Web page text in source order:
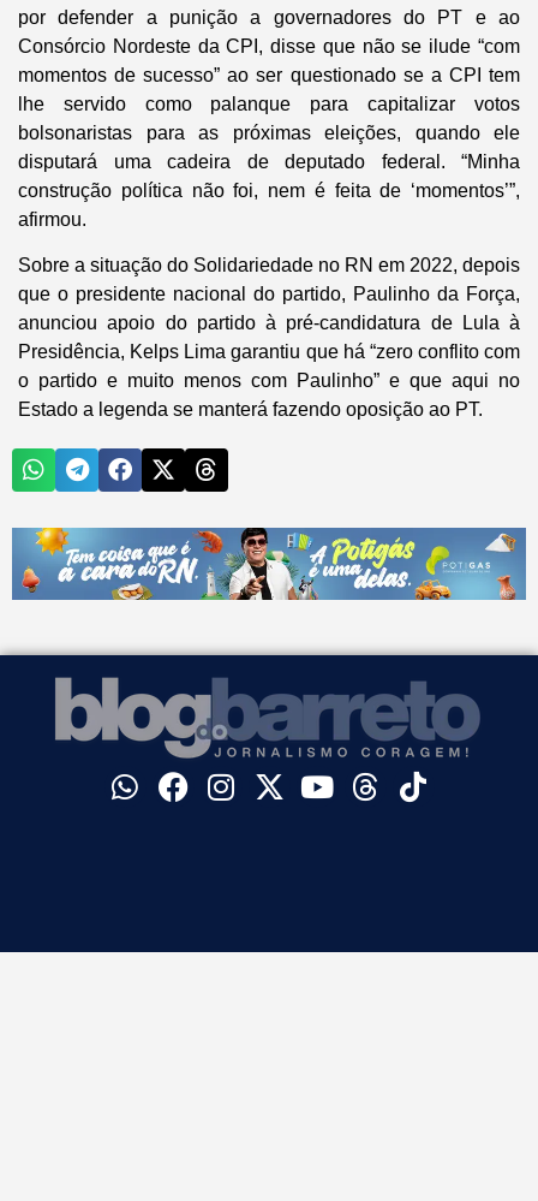
por defender a punição a governadores do PT e ao
Consórcio Nordeste da CPI, disse que não se ilude “com
momentos de sucesso” ao ser questionado se a CPI tem
lhe servido como palanque para capitalizar votos
bolsonaristas para as próximas eleições, quando ele
disputará uma cadeira de deputado federal. “Minha
construção política não foi, nem é feita de ‘momentos’”,
afirmou.
Sobre a situação do Solidariedade no RN em 2022, depois
que o presidente nacional do partido, Paulinho da Força,
anunciou apoio do partido à pré-candidatura de Lula à
Presidência, Kelps Lima garantiu que há “zero conflito com
o partido e muito menos com Paulinho” e que aqui no
Estado a legenda se manterá fazendo oposição ao PT.